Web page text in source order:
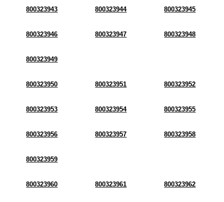
800323943 800323944 800323945
800323946 800323947 800323948
800323949
800323950 800323951 800323952
800323953 800323954 800323955
800323956 800323957 800323958
800323959
800323960 800323961 800323962